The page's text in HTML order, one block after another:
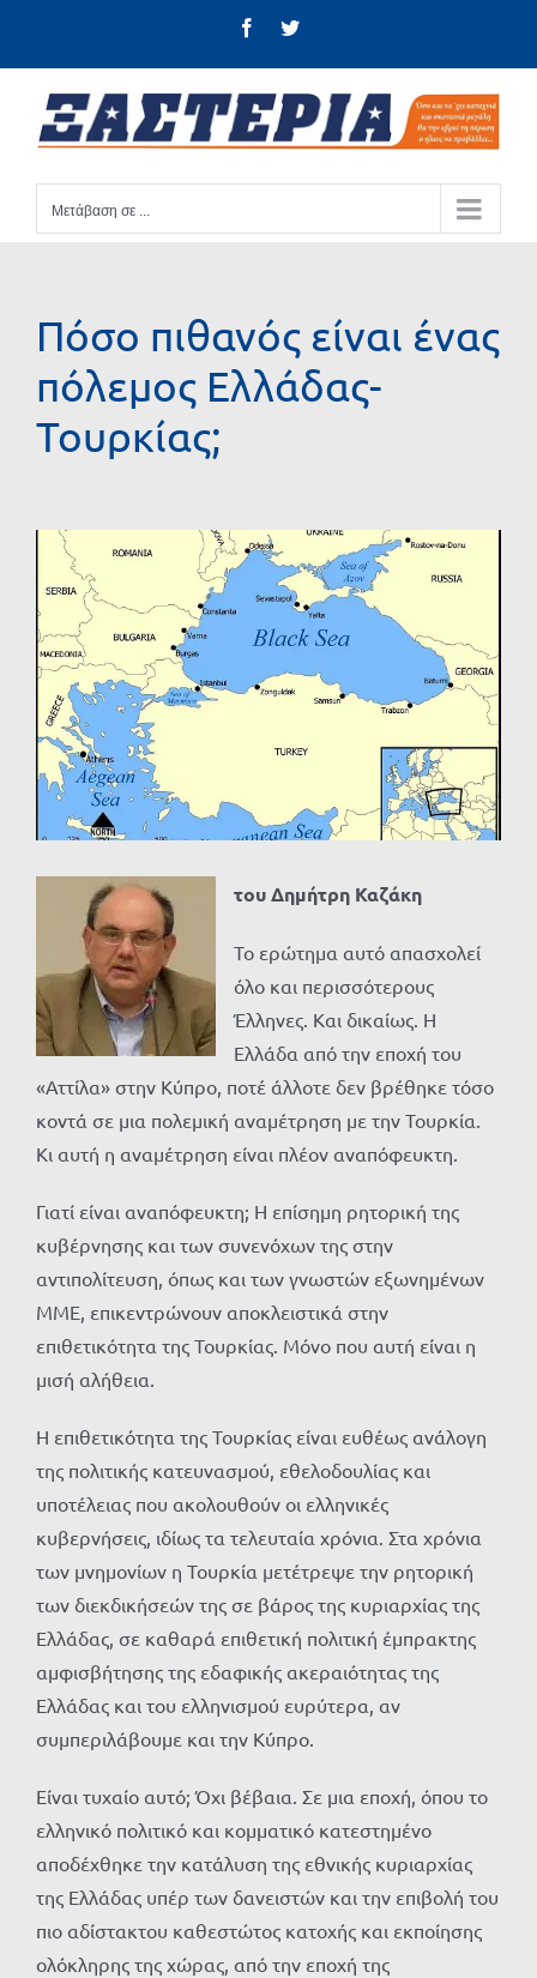
FacebookTwitter
Μετάβαση σε ...
Πόσο πιθανός είναι ένας
πόλεμος Ελλάδας-
Τουρκίας;
Προβολή
μεγαλύτερης
εικόνας
του Δημήτρη Καζάκη
Το ερώτημα αυτό απασχολεί
όλο και περισσότερους
Έλληνες. Και δικαίως. Η
Ελλάδα από την εποχή του
«Αττίλα» στην Κύπρο, ποτέ άλλοτε δεν βρέθηκε τόσο
κοντά σε μια πολεμική αναμέτρηση με την Τουρκία.
Κι αυτή η αναμέτρηση είναι πλέον αναπόφευκτη.
Γιατί είναι αναπόφευκτη; Η επίσημη ρητορική της
κυβέρνησης και των συνενόχων της στην
αντιπολίτευση, όπως και των γνωστών εξωνημένων
ΜΜΕ, επικεντρώνουν αποκλειστικά στην
επιθετικότητα της Τουρκίας. Μόνο που αυτή είναι η
μισή αλήθεια.
Η επιθετικότητα της Τουρκίας είναι ευθέως ανάλογη
της πολιτικής κατευνασμού, εθελοδουλίας και
υποτέλειας που ακολουθούν οι ελληνικές
κυβερνήσεις, ιδίως τα τελευταία χρόνια. Στα χρόνια
των μνημονίων η Τουρκία μετέτρεψε την ρητορική
των διεκδικήσεών της σε βάρος της κυριαρχίας της
Ελλάδας, σε καθαρά επιθετική πολιτική έμπρακτης
αμφισβήτησης της εδαφικής ακεραιότητας της
Ελλάδας και του ελληνισμού ευρύτερα, αν
συμπεριλάβουμε και την Κύπρο.
Είναι τυχαίο αυτό; Όχι βέβαια. Σε μια εποχή, όπου το
ελληνικό πολιτικό και κομματικό κατεστημένο
αποδέχθηκε την κατάλυση της εθνικής κυριαρχίας
της Ελλάδας υπέρ των δανειστών και την επιβολή του
πιο αδίστακτου καθεστώτος κατοχής και εκποίησης
ολόκληρης της χώρας, από την εποχή της